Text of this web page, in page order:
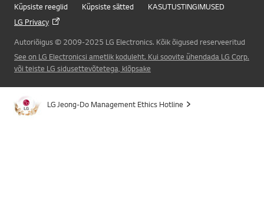
Küpsiste reeglid
Küpsiste sätted
KASUTUSTINGIMUSED
LG Privacy
Autoriõigus © 2009-2025 LG Electronics. Kõik õigused reserveeritud
See on LG Electronicsi ametlik koduleht. Kui soovite ühendada LG Corp.
või teiste LG sidusettevõtetega, klõpsake
LG Jeong-Do Management Ethics Hotline